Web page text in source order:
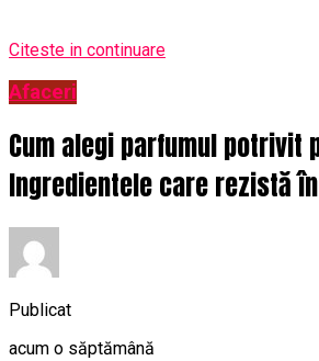
Citeste in continuare
Afaceri
Cum alegi parfumul potrivit
Ingredientele care rezistă
Publicat
acum o săptămână